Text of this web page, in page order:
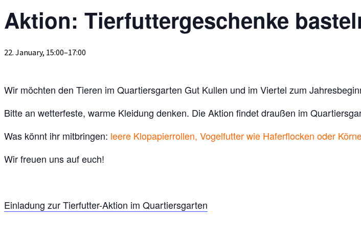
Aktion: Tierfuttergeschenke
22. January, 15:00–17:00
Wir möchten den Tieren im Quartiersgarten Gut Kullen und im Viertel zum
Bitte an wetterfeste, warme Kleidung denken. Die Aktion findet draußen im
Was könnt ihr mitbringen: leere Klopapierrollen, Vogelfutter wie Haferflocken oder
Wir freuen uns auf euch!
Einladung zur Tierfutter-Aktion im Quartiersgarten